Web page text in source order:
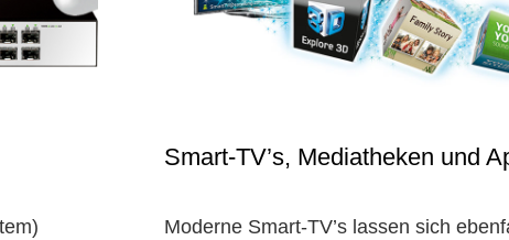
Smart-TV’s, Mediatheken und
Moderne Smart-TV’s lassen sich